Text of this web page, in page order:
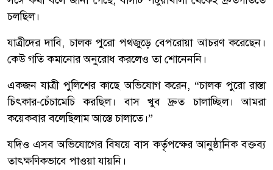
চলছিল।
যাত্রীদের দাবি, চালক পুরো পথজুড়ে বেপরোয়া আচরণ করেছেন।
কেউ গতি কমানোর অনুরোধ করলেও তা শোনেননি।
একজন যাত্রী পুলিশের কাছে অভিযোগ করেন, “চালক পুরো রাস্তা
চিৎকার-চেঁচামেচি করছিল। বাস খুব দ্রুত চালাচ্ছিল। আমরা
কয়েকবার বলেছিলাম আস্তে চালাতে।”
যদিও এসব অভিযোগের বিষয়ে বাস কর্তৃপক্ষের আনুষ্ঠানিক বক্তব্য
তাৎক্ষণিকভাবে পাওয়া যায়নি।